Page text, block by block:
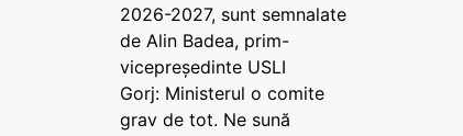
2026-2027, sunt semnalate
de Alin Badea, prim-
vicepreședinte USLI
Gorj: Ministerul o comite
grav de tot. Ne sună